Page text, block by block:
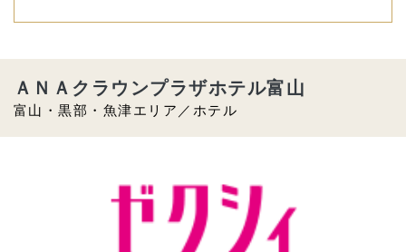
富山・黒部・魚津エリア／ホテル
ＡＮＡクラウンプラザホテル富山